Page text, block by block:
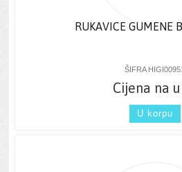
RUKAVICE GUMENE
ŠIFRA
Cijena na
U korpu